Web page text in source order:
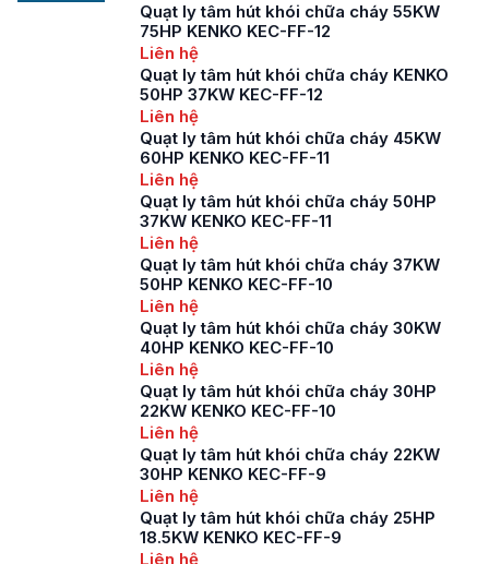
Quạt ly tâm hút khói chữa cháy 55KW
75HP KENKO KEC-FF-12
Liên hệ
Quạt ly tâm hút khói chữa cháy KENKO
50HP 37KW KEC-FF-12
Liên hệ
Quạt ly tâm hút khói chữa cháy 45KW
60HP KENKO KEC-FF-11
Liên hệ
Quạt ly tâm hút khói chữa cháy 50HP
37KW KENKO KEC-FF-11
Liên hệ
Quạt ly tâm hút khói chữa cháy 37KW
50HP KENKO KEC-FF-10
Liên hệ
Quạt ly tâm hút khói chữa cháy 30KW
40HP KENKO KEC-FF-10
Liên hệ
Quạt ly tâm hút khói chữa cháy 30HP
22KW KENKO KEC-FF-10
Liên hệ
Quạt ly tâm hút khói chữa cháy 22KW
30HP KENKO KEC-FF-9
Liên hệ
Quạt ly tâm hút khói chữa cháy 25HP
18.5KW KENKO KEC-FF-9
Liên hệ